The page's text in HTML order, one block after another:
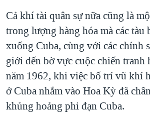
Cả khí tài quân sự nữa cũng là
trong lượng hàng hóa mà các tàu
xuống Cuba, cùng với các chính
giới đến bờ vực cuộc chiến tranh
năm 1962, khi việc bố trí vũ khí
ở Cuba nhắm vào Hoa Kỳ đã
khủng hoảng phi đạn Cuba.